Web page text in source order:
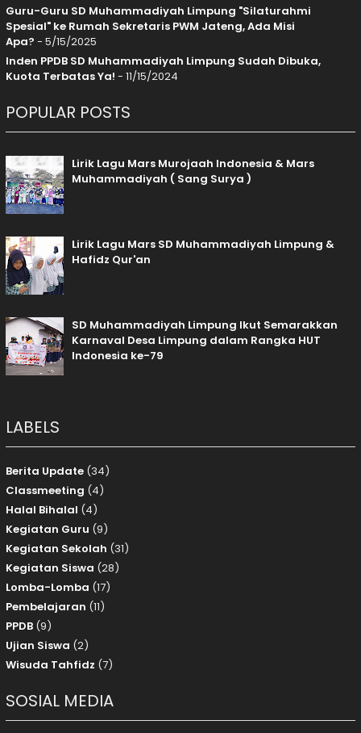
Guru-Guru SD Muhammadiyah Limpung "Silaturahmi
Spesial" ke Rumah Sekretaris PWM Jateng, Ada Misi
Apa? - 5/15/2025
Inden PPDB SD Muhammadiyah Limpung Sudah Dibuka,
Kuota Terbatas Ya! - 11/15/2024
POPULAR POSTS
Lirik Lagu Mars Murojaah Indonesia & Mars
Muhammadiyah ( Sang Surya )
Lirik Lagu Mars SD Muhammadiyah Limpung &
Hafidz Qur'an
SD Muhammadiyah Limpung Ikut Semarakkan
Karnaval Desa Limpung dalam Rangka HUT
Indonesia ke-79
LABELS
Berita Update (34)
Classmeeting (4)
Halal Bihalal (4)
Kegiatan Guru (9)
Kegiatan Sekolah (31)
Kegiatan Siswa (28)
Lomba-Lomba (17)
Pembelajaran (11)
PPDB (9)
Ujian Siswa (2)
Wisuda Tahfidz (7)
SOSIAL MEDIA